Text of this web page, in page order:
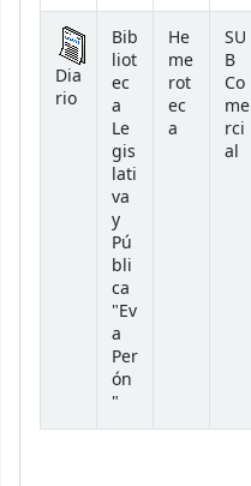
Dia
rio
Bib
liot
ec
a
Le
gis
lati
va
y
Pú
bli
ca
"Ev
a
Per
ón
"
He
me
rot
ec
a
SU
B
Co
me
rci
al